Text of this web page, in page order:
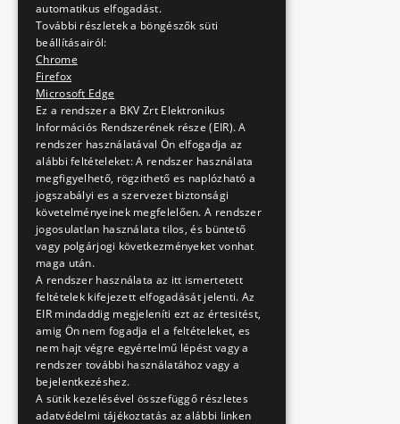
automatikus elfogadást.
További részletek a böngészők süti
beállításairól:
Chrome
Firefox
Microsoft Edge
Ez a rendszer a BKV Zrt Elektronikus
Információs Rendszerének része (EIR). A
rendszer használatával Ön elfogadja az
alábbi feltételeket: A rendszer használata
megfigyelhető, rögzithető es naplózható a
jogszabályi es a szervezet biztonsági
követelményeinek megfelelően. A rendszer
jogosulatlan használata tilos, és büntető
vagy polgárjogi következményeket vonhat
maga után.
A rendszer használata az itt ismertetett
feltételek kifejezett elfogadását jelenti. Az
EIR mindaddig megjeleníti ezt az értesitést,
amig Ön nem fogadja el a feltételeket, es
nem hajt végre egyértelmű lépést vagy a
rendszer további használatához vagy a
bejelentkezéshez.
A sütik kezelésével összefüggő részletes
adatvédelmi tájékoztatás az alábbi linken